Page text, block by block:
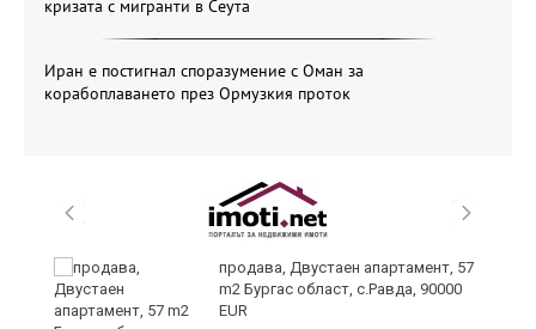
кризата с мигранти в Сеута
Иран е постигнал споразумение с Оман за
корабоплаването през Ормузкия проток
продава, Двустаен апартамент, 57
m2 Бургас област, с.Равда, 90000
EUR